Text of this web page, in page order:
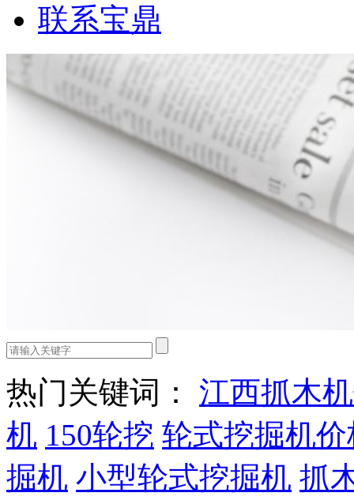
联系宝鼎
热门关键词： 江西抓木
机 150轮挖 轮式挖掘机
掘机 小型轮式挖掘机 抓